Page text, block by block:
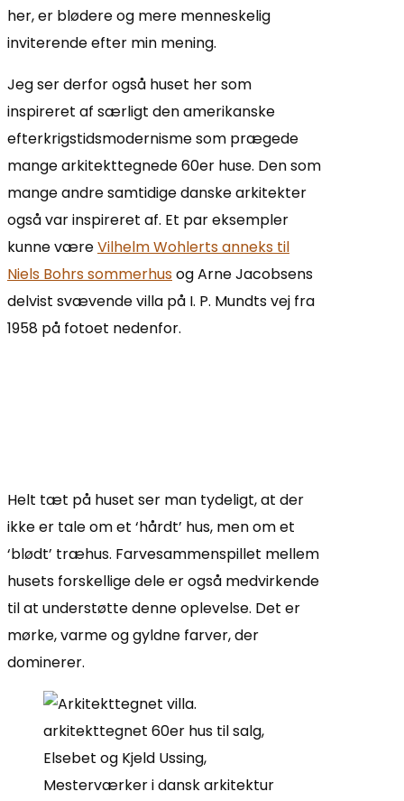
her, er blødere og mere menneskelig
inviterende efter min mening.
Jeg ser derfor også huset her som
inspireret af særligt den amerikanske
efterkrigstidsmodernisme som prægede
mange arkitekttegnede 60er huse. Den som
mange andre samtidige danske arkitekter
også var inspireret af. Et par eksempler
kunne væreVilhelm Wohlerts anneks til
Niels Bohrs sommerhusog Arne Jacobsens
delvist svævende villa på I. P. Mundts vej fra
1958 på fotoet nedenfor.
Helt tæt på huset ser man tydeligt, at der
ikke er tale om et ‘hårdt’ hus, men om et
‘blødt’ træhus. Farvesammenspillet mellem
husets forskellige dele er også medvirkende
til at understøtte denne oplevelse. Det er
mørke, varme og gyldne farver, der
dominerer.